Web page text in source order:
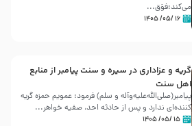
می‌کند:فوَق...
۱۶ /۰۵/ ۱۴۰۵
گریه و عزاداری در سیره و سنت پیامبر از منابع
اهل سنت
پیامبر(صلی‌الله‌علیه‌وآله و سلم) فرمود: عمویم حمزه گریه
کننده‌ای ندارد و پس از حادثه احد، صفیه خواهر...
۱۵ /۰۵/ ۱۴۰۵